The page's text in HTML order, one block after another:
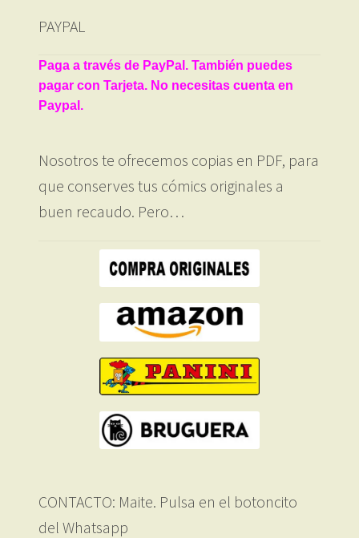
PAYPAL
Paga a través de PayPal. También puedes
pagar con Tarjeta. No necesitas cuenta en
Paypal.
Nosotros te ofrecemos copias en PDF, para
que conserves tus cómics originales a
buen recaudo. Pero…
CONTACTO: Maite. Pulsa en el botoncito
del Whatsapp